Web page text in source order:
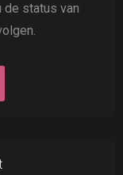
de status van